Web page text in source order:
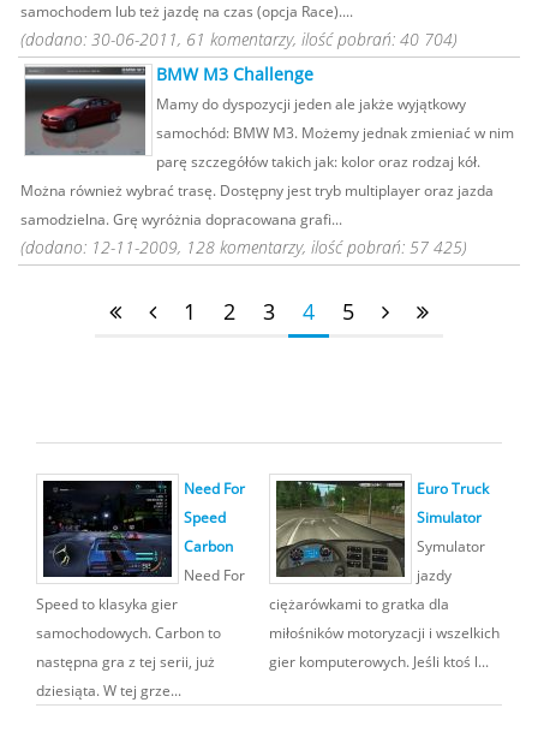
samochodem lub też jazdę na czas (opcja Race)....
(dodano: 30-06-2011, 61 komentarzy, ilość pobrań: 40 704)
BMW M3 Challenge
Mamy do dyspozycji jeden ale jakże wyjątkowy
samochód: BMW M3. Możemy jednak zmieniać w nim
parę szczegółów takich jak: kolor oraz rodzaj kół.
Można również wybrać trasę. Dostępny jest tryb multiplayer oraz jazda
samodzielna. Grę wyróżnia dopracowana grafi...
(dodano: 12-11-2009, 128 komentarzy, ilość pobrań: 57 425)
1 2 3 4 5
Need For
Speed
Carbon
Need For
Speed to klasyka gier
samochodowych. Carbon to
następna gra z tej serii, już
dziesiąta. W tej grze...
Euro Truck
Simulator
Symulator
jazdy
ciężarówkami to gratka dla
miłośników motoryzacji i wszelkich
gier komputerowych. Jeśli ktoś l...